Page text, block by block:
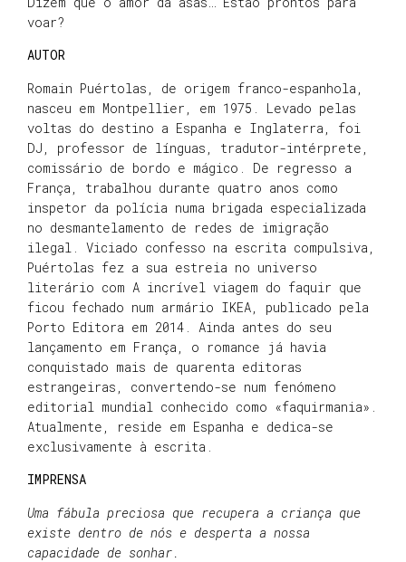
voar?
AUTOR
Romain Puértolas, de origem franco-espanhola,
nasceu em Montpellier, em 1975. Levado pelas
voltas do destino a Espanha e Inglaterra, foi
DJ, professor de línguas, tradutor-intérprete,
comissário de bordo e mágico. De regresso a
França, trabalhou durante quatro anos como
inspetor da polícia numa brigada especializada
no desmantelamento de redes de imigração
ilegal. Viciado confesso na escrita compulsiva,
Puértolas fez a sua estreia no universo
literário com A incrível viagem do faquir que
ficou fechado num armário IKEA, publicado pela
Porto Editora em 2014. Ainda antes do seu
lançamento em França, o romance já havia
conquistado mais de quarenta editoras
estrangeiras, convertendo-se num fenómeno
editorial mundial conhecido como «faquirmania».
Atualmente, reside em Espanha e dedica-se
exclusivamente à escrita.
IMPRENSA
Uma fábula preciosa que recupera a criança que
existe dentro de nós e desperta a nossa
capacidade de sonhar.